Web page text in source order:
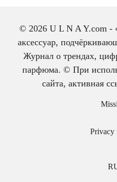
The history of cologne:
© 2026 U L N A Y.com
аксессуар,
Журнал о трендах,
парфюма. © При
сайта, активная
Privacy